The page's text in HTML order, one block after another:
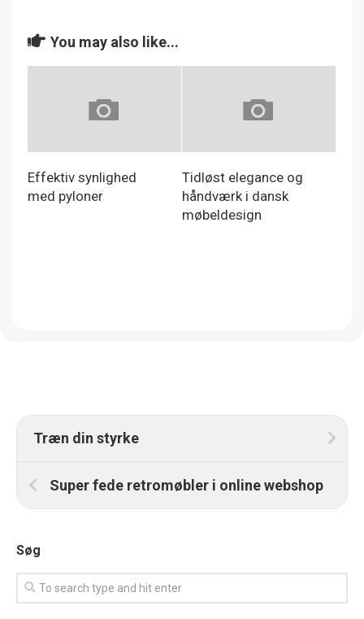
You may also like...
Effektiv synlighed
med pyloner
Tidløst elegance og
håndværk i dansk
møbeldesign
Træn din styrke
Super fede retromøbler i online webshop
Søg